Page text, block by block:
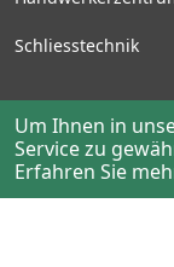
Schliesstechnik
UNTERNEHMEN
BEI UNS
Um Ihnen in
Service zu
Erfahren Sie